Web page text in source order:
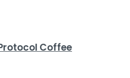
Coffee